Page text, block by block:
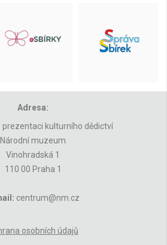
Adresa:
prezentaci kulturního dědictví
Národní muzeum
Vinohradská 1
110 00 Praha 1
centrum@nm.cz
osobních údajů